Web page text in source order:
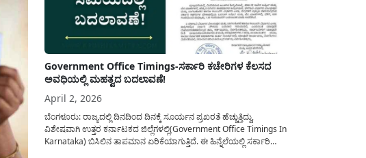
Government Office Timings-ಸರ್ಕಾರಿ ಕಚೇರಿಗಳ ಕೆಲಸದ
ಅವಧಿಯಲ್ಲಿ ಮಹತ್ವದ ಬದಲಾವಣೆ!
April 2, 2026
ಬೆಂಗಳೂರು: ರಾಜ್ಯದಲ್ಲಿ ದಿನದಿಂದ ದಿನಕ್ಕೆ ಸೂರ್ಯನ ಪ್ರಖರತೆ ಹೆಚ್ಚುತ್ತಿದ್ದು,
ವಿಶೇಷವಾಗಿ ಉತ್ತರ ಕರ್ನಾಟಕದ ಜಿಲ್ಲೆಗಳಲ್ಲಿ(Government Office Timings In
Karnataka) ಬಿಸಿಲಿನ ತಾಪಮಾನ ಏರಿಕೆಯಾಗುತ್ತಿದೆ. ಈ ಹಿನ್ನೆಲೆಯಲ್ಲಿ ಸರ್ಕಾರಿ